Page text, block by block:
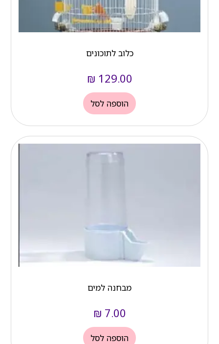
כלוב לתוכונים
₪ 129.00
הוספה לסל
מבחנה למים
₪ 7.00
הוספה לסל